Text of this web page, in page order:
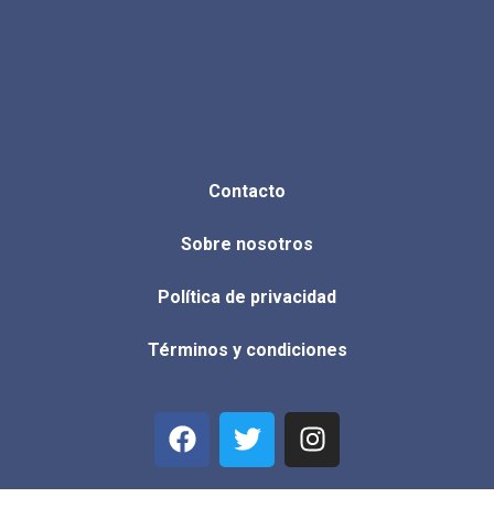
Contacto
Sobre nosotros
Política de privacidad
Términos y condiciones